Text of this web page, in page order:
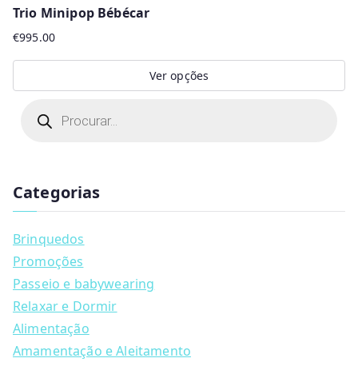
Trio Minipop Bébécar
€995.00
Ver opções
product
variants.
The
options
may
be
chosen
on
the
s
s
a
r
c
h
Categorias
Brinquedos
Promoções
Passeio e babywearing
Relaxar e Dormir
Alimentação
Amamentação e Aleitamento